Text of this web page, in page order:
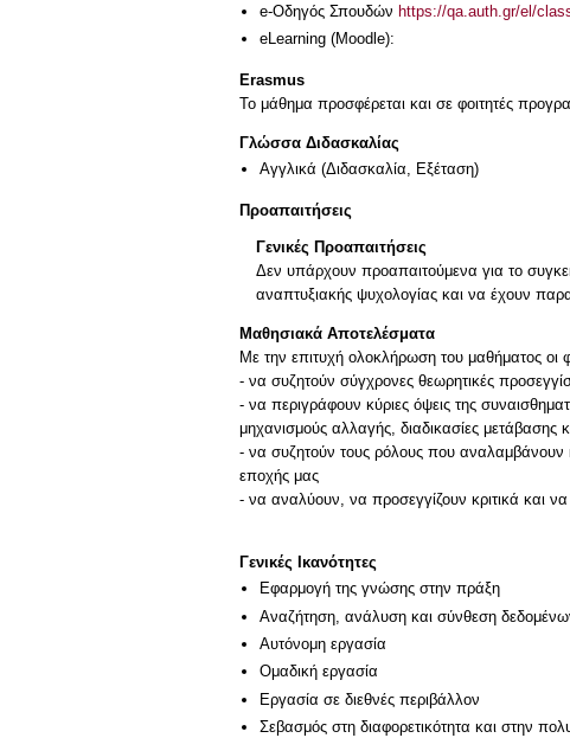
e-Οδηγός Σπουδών https://qa.auth.gr/el/
eLearning (Moodle):
Erasmus
Το μάθημα προσφέρεται και σε φοιτητές
Γλώσσα Διδασκαλίας
Αγγλικά (Διδασκαλία, Εξέταση)
Προαπαιτήσεις
Γενικές Προαπαιτήσεις
Δεν υπάρχουν προαπαιτούμενα για το
αναπτυξιακής ψυχολογίας και να έχουν
Μαθησιακά Αποτελέσματα
Με την επιτυχή ολοκλήρωση του μαθήματος οι
- να συζητούν σύγχρονες θεωρητικές
- να περιγράφουν κύριες όψεις της
μηχανισμούς αλλαγής, διαδικασίες μετάβασης
- να συζητούν τους ρόλους που αναλαμβάνουν
εποχής μας
- να αναλύουν, να προσεγγίζουν κριτικά και
Γενικές Ικανότητες
Εφαρμογή της γνώσης στην πράξη
Αναζήτηση, ανάλυση και σύνθεση
Αυτόνομη εργασία
Ομαδική εργασία
Εργασία σε διεθνές περιβάλλον
Σεβασμός στη διαφορετικότητα και στην